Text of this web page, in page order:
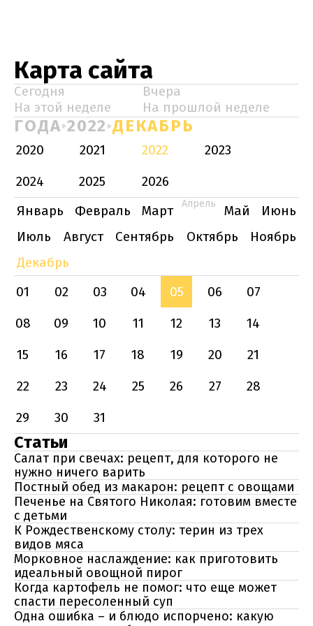
Карта сайта
Сегодня
Вчера
На этой неделе
На прошлой неделе
ГОДА 2022 ДЕКАБРЬ
2020 2021 2022
2023
2024
2025
2026
Январь
Февраль Март Апрель Май
Июнь
Июль
Август Сентябрь Октябрь
Ноябрь
Декабрь
01
02 03 04 05 06
07
08
09 10 11 12 13
14
15
16 17 18 19 20
21
22
23 24 25 26 27
28
29
30 31
Статьи
Салат при свечах: рецепт, для которого не
нужно ничего варить
Постный обед из макарон: рецепт с овощами
Печенье на Святого Николая: готовим вместе
с детьми
К Рождественскому столу: терин из трех
видов мяса
Морковное наслаждение: как приготовить
идеальный овощной пирог
Когда картофель не помог: что еще может
спасти пересоленный суп
Одна ошибка – и блюдо испорчено: какую